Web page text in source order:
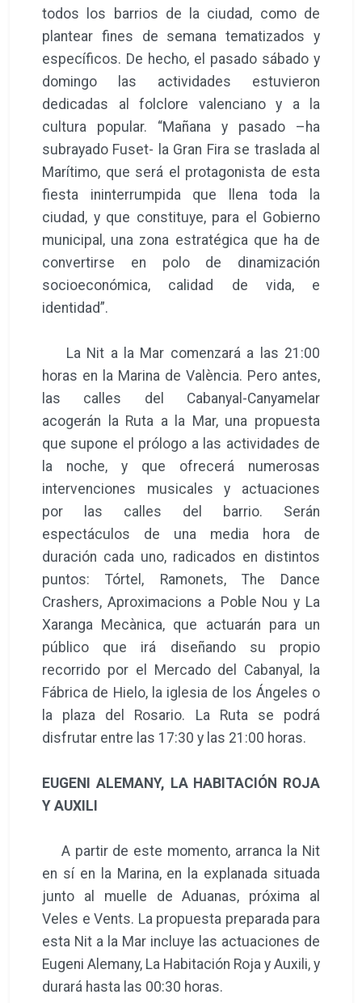
todos los barrios de la ciudad, como de
plantear fines de semana tematizados y
específicos. De hecho, el pasado sábado y
domingo las actividades estuvieron
dedicadas al folclore valenciano y a la
cultura popular. “Mañana y pasado –ha
subrayado Fuset- la Gran Fira se traslada al
Marítimo, que será el protagonista de esta
fiesta ininterrumpida que llena toda la
ciudad, y que constituye, para el Gobierno
municipal, una zona estratégica que ha de
convertirse en polo de dinamización
socioeconómica, calidad de vida, e
identidad”.
La Nit a la Mar comenzará a las 21:00
horas en la Marina de València. Pero antes,
las calles del Cabanyal-Canyamelar
acogerán la Ruta a la Mar, una propuesta
que supone el prólogo a las actividades de
la noche, y que ofrecerá numerosas
intervenciones musicales y actuaciones
por las calles del barrio. Serán
espectáculos de una media hora de
duración cada uno, radicados en distintos
puntos: Tórtel, Ramonets, The Dance
Crashers, Aproximacions a Poble Nou y La
Xaranga Mecànica, que actuarán para un
público que irá diseñando su propio
recorrido por el Mercado del Cabanyal, la
Fábrica de Hielo, la iglesia de los Ángeles o
la plaza del Rosario. La Ruta se podrá
disfrutar entre las 17:30 y las 21:00 horas.
EUGENI ALEMANY, LA HABITACIÓN ROJA
Y AUXILI
A partir de este momento, arranca la Nit
en sí en la Marina, en la explanada situada
junto al muelle de Aduanas, próxima al
Veles e Vents. La propuesta preparada para
esta Nit a la Mar incluye las actuaciones de
Eugeni Alemany, La Habitación Roja y Auxili, y
durará hasta las 00:30 horas.